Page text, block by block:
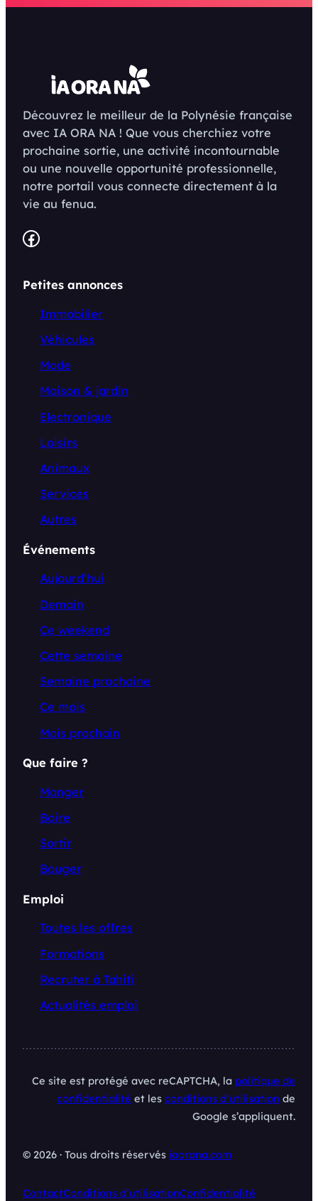
Découvrez le meilleur de la Polynésie française
avec IA ORA NA ! Que vous cherchiez votre
prochaine sortie, une activité incontournable
ou une nouvelle opportunité professionnelle,
notre portail vous connecte directement à la
vie au fenua.
Facebook
Petites annonces
Immobilier
Véhicules
Mode
Maison & jardin
Electronique
Loisirs
Animaux
Services
Autres
Événements
Aujourd’hui
Demain
Ce weekend
Cette semaine
Semaine prochaine
Ce mois
Mois prochain
Que faire ?
Manger
Boire
Sortir
Bouger
Emploi
Toutes les offres
Formations
Recruter à Tahiti
Actualités emploi
Ce site est protégé avec reCAPTCHA, la politique de
confidentialité et les conditions d’utilisation de
Google s’appliquent.
© 2026 · Tous droits réservés iaorana.com
ContactConditions d’utilisationConfidentialité